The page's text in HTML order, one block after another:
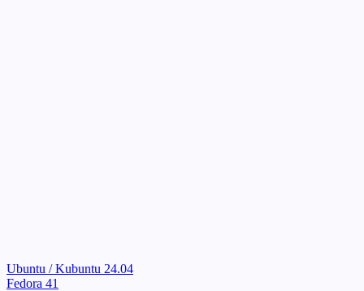
Ubuntu / Kubuntu 24.04
Fedora 41